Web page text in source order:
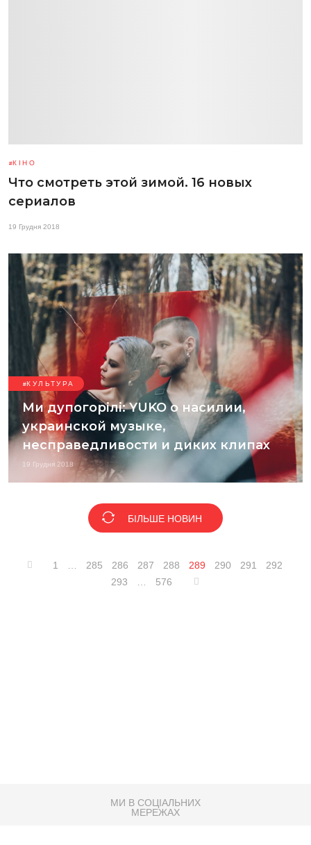
КІНО
Что смотреть этой зимой. 16 новых
сериалов
19 Грудня 2018
КУЛЬТУРА
Ми дупогорілі: YUKO о насилии,
украинской музыке,
несправедливости и диких клипах
19 Грудня 2018
БІЛЬШЕ НОВИН
1 285 286 287 288 289 290 291
292
293
576
МИ В СОЦІАЛЬНИХ
МЕРЕЖАХ